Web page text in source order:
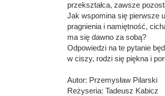
przekształca, zawsze
Jak wspomina się pierwsze
pragnienia i namiętność,
ma się dawno za sobą?
Odpowiedzi na te pytanie
w ciszy, rodzi się piękna i
Autor: Przemysław Pilarski
Reżyseria: Tadeusz Kabicz